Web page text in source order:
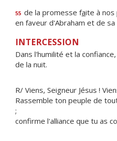
55 de la promesse faite à nos
en faveur d'Abraham et de sa
INTERCESSION
Dans l'humilité et la
de la nuit.
R/ Viens, Seigneur Jésus !
Rassemble ton peuple de
;
confirme l'alliance que tu as